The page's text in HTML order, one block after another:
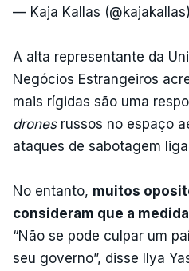
— Kaja Kallas (@kajakallas)
A alta representante da
Negócios Estrangeiros
mais rígidas são uma
dronesrussos no espaço
ataques de sabotagem
No entanto, muitos
consideram que a
“Não se pode culpar um
seu governo”, disse Ilya